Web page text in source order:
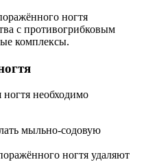
ногтя
с противогрибковым
комплексы.
необходимо
мыльно-содовую
ногтя удаляют